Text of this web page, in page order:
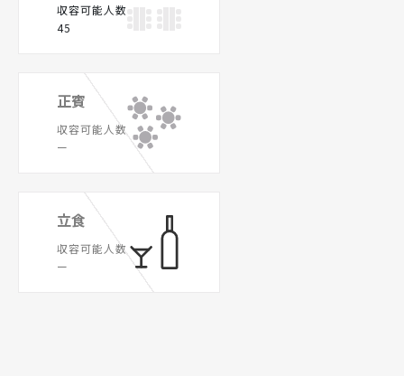
収容可能人数
45
正賓
収容可能人数
ー
立食
収容可能人数
ー